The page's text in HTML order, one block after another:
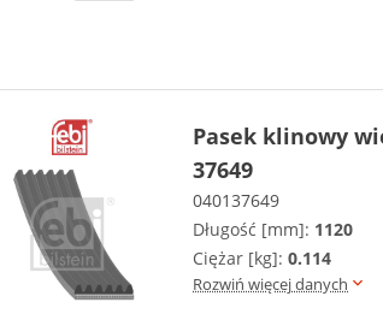
Pasek klinowy
37649
040137649
Długość [mm]: 1120
Ciężar [kg]: 0.114
Rozwiń więcej danych